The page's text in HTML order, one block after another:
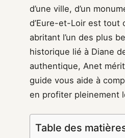
d’une ville, d’un
d’Eure-et-Loir est tout
abritant l’un des plus
historique lié à Diane
authentique, Anet
guide vous aide à
en profiter pleinement
Table des